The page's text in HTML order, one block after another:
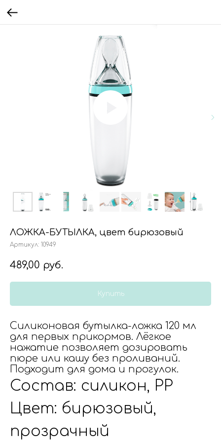
ЛОЖКА-БУТЫЛКА, цвет бирюзовый
Артикул: 10949
489,00 руб.
Купить
Силиконовая бутылка-ложка 120 мл
для первых прикормов. Лёгкое
нажатие позволяет дозировать
пюре или кашу без проливаний.
Подходит для дома и прогулок.
Состав: силикон, PP
Цвет: бирюзовый,
прозрачный